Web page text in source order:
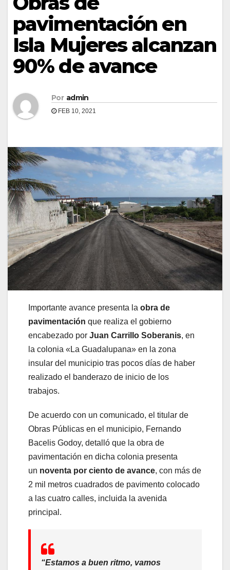
pavimentación en
Isla Mujeres alcanzan
90% de avance
Por admin
FEB 10, 2021
Importante avance presenta la obra de
pavimentación que realiza el gobierno
encabezado por Juan Carrillo Soberanis, en
la colonia «La Guadalupana» en la zona
insular del municipio tras pocos días de haber
realizado el banderazo de inicio de los
trabajos.
De acuerdo con un comunicado, el titular de
Obras Públicas en el municipio, Fernando
Bacelis Godoy, detalló que la obra de
pavimentación en dicha colonia presenta
un noventa por ciento de avance, con más de
2 mil metros cuadrados de pavimento colocado
a las cuatro calles, incluida la avenida
principal.
“Estamos a buen ritmo, vamos